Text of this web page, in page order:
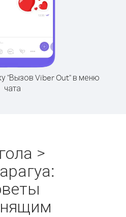
"Вызов Viber Out" в меню
чата
>